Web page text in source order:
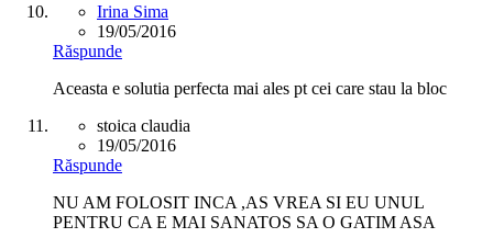
Irina Sima
19/05/2016
Răspunde
Aceasta e solutia perfecta mai ales pt cei care stau la bloc
stoica claudia
19/05/2016
Răspunde
NU AM FOLOSIT INCA ,AS VREA SI EU UNUL
PENTRU CA E MAI SANATOS SA O GATIM ASA